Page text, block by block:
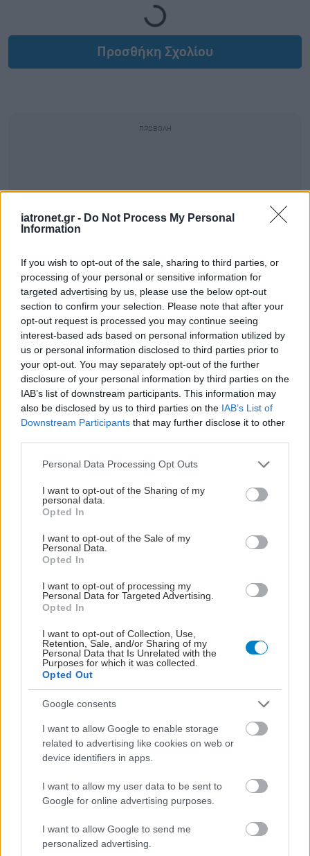
iatronet.gr - Do Not Process My Personal
Information
If you wish to opt-out of the sale, sharing to third parties, or
processing of your personal or sensitive information for
targeted advertising by us, please use the below opt-out
section to confirm your selection. Please note that after your
opt-out request is processed you may continue seeing
interest-based ads based on personal information utilized by
us or personal information disclosed to third parties prior to
your opt-out. You may separately opt-out of the further
disclosure of your personal information by third parties on the
IAB’s list of downstream participants. This information may
also be disclosed by us to third parties on the IAB’s List of
Downstream Participants that may further disclose it to other
Please note that this website/app uses one or more Google
not limited to your visit or usage behaviour. You may click to
grant or deny consent to Google and its third-party tags to
use your data for below specified purposes in below Google
consent section.
Personal Data Processing Opt Outs
I want to opt-out of the Sharing of my
personal data.
Opted In
I want to opt-out of the Sale of my
Personal Data.
Opted In
I want to opt-out of processing my
Personal Data for Targeted Advertising.
Opted In
I want to opt-out of Collection, Use,
Retention, Sale, and/or Sharing of my
Personal Data that Is Unrelated with the
Purposes for which it was collected.
Opted Out
Google consents
I want to allow Google to enable storage
related to advertising like cookies on web or
device identifiers in apps.
I want to allow my user data to be sent to
Google for online advertising purposes.
I want to allow Google to send me
personalized advertising.
Προσθήκη Σχολίου
ΣΗΜΕΡΑ ΣΤΟ IATRONET.GR
Φρούτα, σακχαρώδης διαβήτης και καλοκαίρι